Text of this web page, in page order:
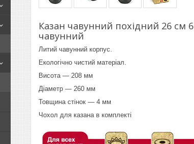
Казан чавунний похідний 26 см
чавунний
Литий чавунний корпус.
Екологічно чистий матеріал.
Висота — 208 мм
Діаметр — 260 мм
Товщина стінок — 4 мм
Чохол для казана в комплекті